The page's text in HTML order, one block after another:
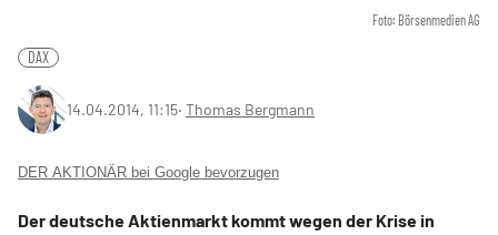
Foto: Börsenmedien AG
DAX
14.04.2014, 11:15‧ Thomas Bergmann
DER AKTIONÄR bei Google bevorzugen
Der deutsche Aktienmarkt kommt wegen der Krise in